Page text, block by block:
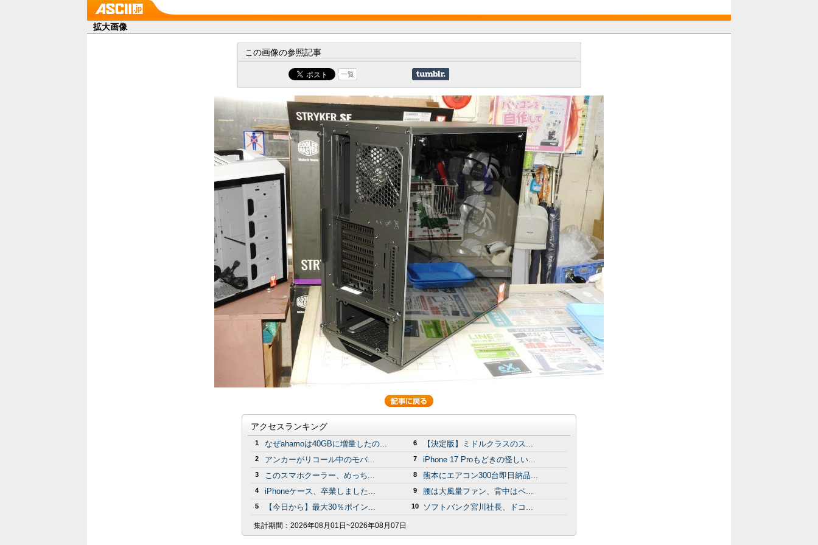
拡大画像
この画像の参照記事
一覧
アクセスランキング
1 なぜahamoは40GBに増量したの...
2 アンカーがリコール中のモバ...
3 このスマホクーラー、めっち...
4 iPhoneケース、卒業しました...
5 【今日から】最大30％ポイン...
6 【決定版】ミドルクラスのス...
7 iPhone 17 Proもどきの怪しい...
8 熊本にエアコン300台即日納品...
9 腰は大風量ファン、背中はペ...
10 ソフトバンク宮川社長、ドコ...
集計期間： 2026年08月01日~2026年08月07日